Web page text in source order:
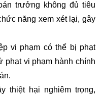
trưởng không đủ tiêu
năng xem xét lại, gây
vi phạm có thể bị phạt
phạt vi phạm hành chính
thiệt hại nghiêm trọng,